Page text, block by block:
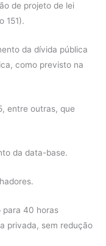
de projeto de lei
151).
da dívida pública
como previsto na
entre outras, que
da data-base.
para 40 horas
privada, sem redução